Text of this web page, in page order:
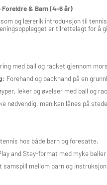
& Barn (4–6 år)
og lærerik introduksjon til
er tilrettelagt for å
med ball og racket gjennom
Forehand og backhand på en
leker og øvelser med ball og
nødvendig, men kan lånes på
hos både barn og foresatte.
and Stay-format med myke
samspill mellom barn og